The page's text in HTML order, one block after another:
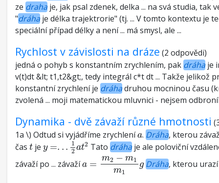
tam a zpět
ze drahaje, jak psal zdenek, delka ... na svá studia, tak
"dráhaje délka trajektrorie" (tj. ... V tomto kontextu je
speciální případ délky a není ... má smysl, ale ...
Rychlost v závislosti na dráze (2 odpovědi)
jedná o pohyb s konstantním zrychlením, pak dráhaje
v(t)dt &lt; t1,t2&gt;, tedy integrál c*t dt ... Takže jelikož
konstantní zrychlení je dráhadruhou mocninou času
zvolená ... moji matematickou mluvnici - nejsem
Dynamika - dvě závaží různé hmotnosti
1a \) Odtud si vyjádříme zrychlenía
a. Dráha, kterou
čas t
t je y =. . . 1
2 at2
y=...1 2at2 Tato dráhaje ale poloviční
závaží po ... závažía =
m2 − m1
m1
g
a =m2−m1m1 g
Dráha, kterou urazí